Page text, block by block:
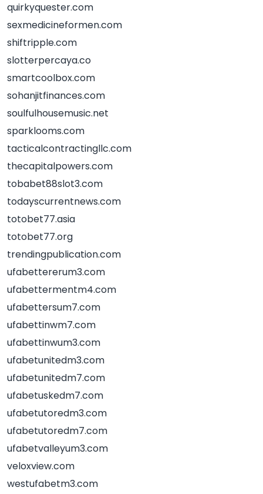
quirkyquester.com
sexmedicineformen.com
shiftripple.com
slotterpercaya.co
smartcoolbox.com
sohanjitfinances.com
soulfulhousemusic.net
sparklooms.com
tacticalcontractingllc.com
thecapitalpowers.com
tobabet88slot3.com
todayscurrentnews.com
totobet77.asia
totobet77.org
trendingpublication.com
ufabettererum3.com
ufabettermentm4.com
ufabettersum7.com
ufabettinwm7.com
ufabettinwum3.com
ufabetunitedm3.com
ufabetunitedm7.com
ufabetuskedm7.com
ufabetutoredm3.com
ufabetutoredm7.com
ufabetvalleyum3.com
veloxview.com
westufabetm3.com